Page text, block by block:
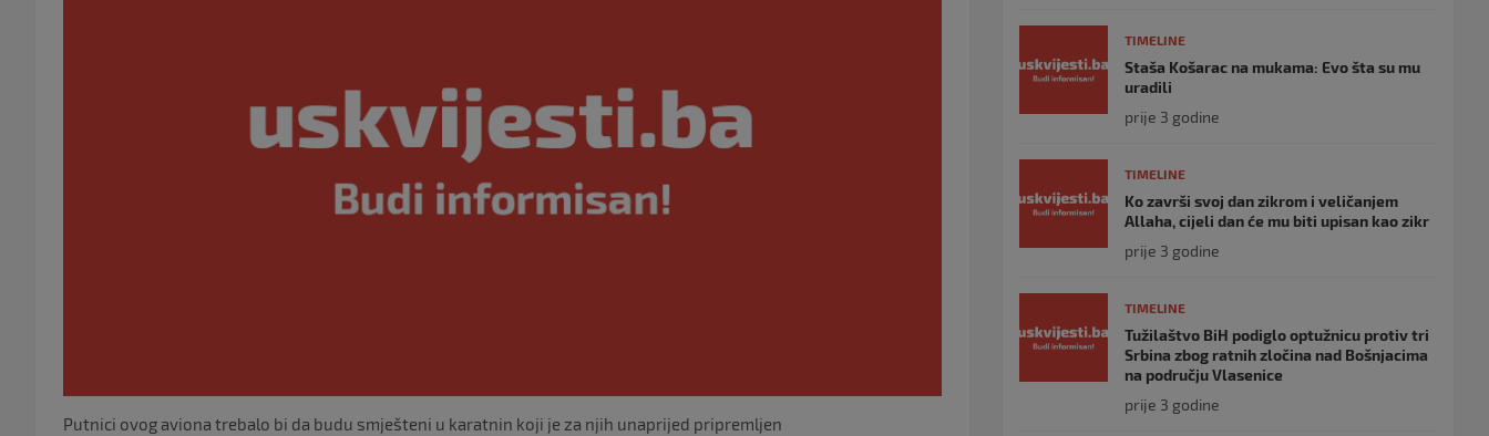
Putnici ovog aviona trebalo bi da budu smješteni u karatnin koji je za njih unaprijed pripremljen
TIMELINE
Staša Košarac na mukama: Evo šta su mu
uradili
prije 3 godine
TIMELINE
Ko završi svoj dan zikrom i veličanjem
Allaha, cijeli dan će mu biti upisan kao zikr
prije 3 godine
TIMELINE
Tužilaštvo BiH podiglo optužnicu protiv tri
Srbina zbog ratnih zločina nad Bošnjacima
na području Vlasenice
prije 3 godine